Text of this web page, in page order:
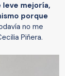
leve mejoría,
porque
no me
Piñera.